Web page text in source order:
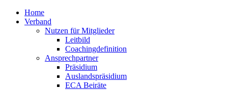
Home
Verband
Nutzen für Mitglieder
Leitbild
Coachingdefinition
Ansprechpartner
Präsidium
Auslandspräsidium
ECA Beiräte